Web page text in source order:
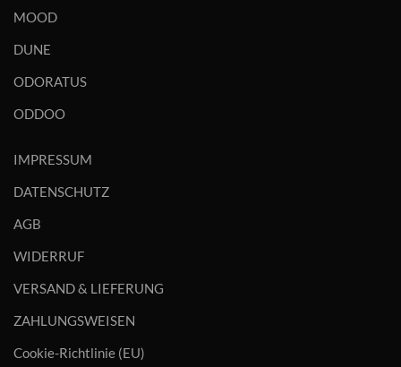
MOOD
DUNE
ODORATUS
ODDOO
IMPRESSUM
DATENSCHUTZ
AGB
WIDERRUF
VERSAND & LIEFERUNG
ZAHLUNGSWEISEN
Cookie-Richtlinie (EU)